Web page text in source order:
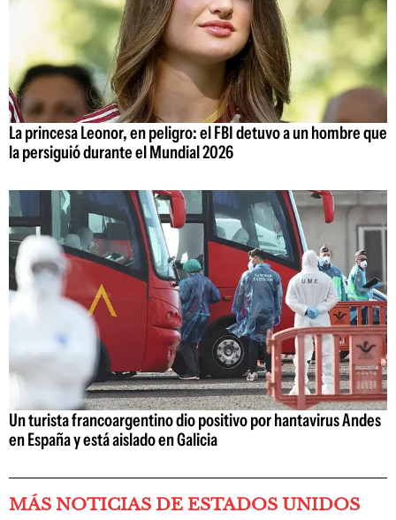
La princesa Leonor, en peligro: el FBI detuvo a un hombre que
la persiguió durante el Mundial 2026
Un turista francoargentino dio positivo por hantavirus Andes
en España y está aislado en Galicia
MÁS NOTICIAS DE ESTADOS UNIDOS